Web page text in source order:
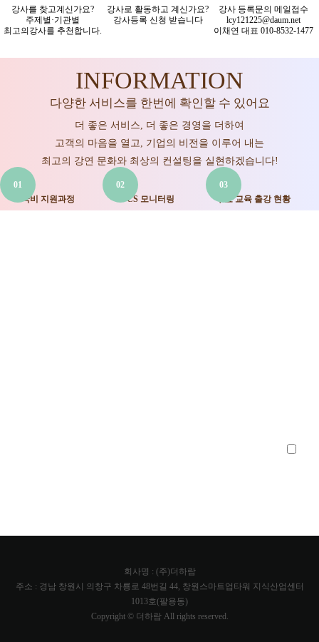
강사를 찾고계신가요?
주제별·기관별
최고의강사를 추천합니다.
강사로 활동하고 계신가요?
강사등록 신청 받습니다
강사 등록문의 메일접수
lcy121225@daum.net
이채연 대표 010-8532-1477
INFORMATION
다양한 서비스를 한번에 확인할 수 있어요
더 좋은 서비스, 더 좋은 경영을 더하여
고객의 마음을 열고, 기업의 비전을 이루어 내는
최고의 강연 문화와 최상의 컨설팅을 실현하겠습니다!
01
국비 지원과정
02
CS 모니터링
03
주요 교육 출강 현황
회사명 : (주)더하람
주소 : 경남 창원시 의창구 차룡로 48번길 44, 창원스마트업타워 지식산업센터
1013호(팔용동)
Copyright © 더하람 All rights reserved.